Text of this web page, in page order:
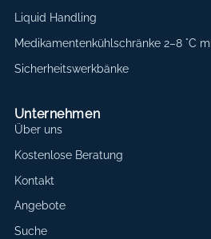
Liquid Handling
Medikamentenkühlschränke 2–8 °C
Sicherheitswerkbänke
Unternehmen
Über uns
Kostenlose Beratung
Kontakt
Angebote
Suche